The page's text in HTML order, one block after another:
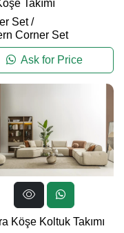
Takımı
Set/
Corner Set
Ask for Price
Köşe Koltuk Takımı